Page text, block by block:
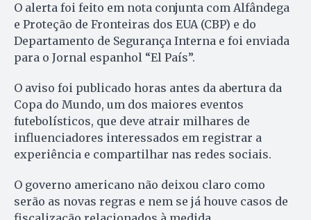
O alerta foi feito em nota conjunta com Alfândega
e Proteção de Fronteiras dos EUA (CBP) e do
Departamento de Segurança Interna e foi enviada
para o Jornal espanhol “El País”.
O aviso foi publicado horas antes da abertura da
Copa do Mundo, um dos maiores eventos
futebolísticos, que deve atrair milhares de
influenciadores interessados em registrar a
experiência e compartilhar nas redes sociais.
O governo americano não deixou claro como
serão as novas regras e nem se já houve casos de